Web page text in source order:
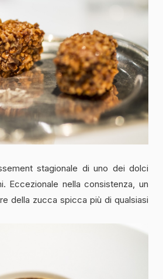
stagionale di uno dei dolci
Eccezionale nella consistenza, un
della zucca spicca più di qualsiasi